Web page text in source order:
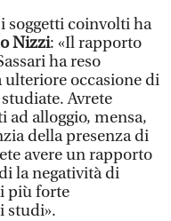
soggetti coinvolti ha
Nizzi: «Il rapporto
ha reso
ulteriore occasione di
Avrete
ad alloggio, mensa,
della presenza di
avere un rapporto
la negatività di
più forte
studi».